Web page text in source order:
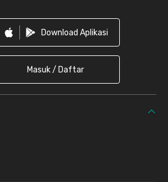
Download Aplikasi
Masuk / Daftar